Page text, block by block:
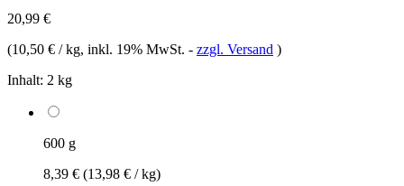
20,99 €
(10,50 € / kg, inkl. 19% MwSt. - zzgl. Versand )
Inhalt: 2 kg
600 g
8,39 € (13,98 € / kg)